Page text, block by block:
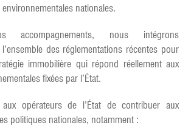
nationales.
nous intégrons
des réglementations récentes pour
immobilière qui répond réellement aux
fixées par l’État.
opérateurs de l’État de contribuer aux
politiques nationales, notamment :